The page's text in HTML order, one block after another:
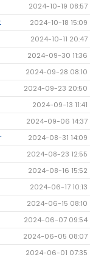
2024-10-19 08:57
2024-10-18 15:09
2024-10-11 20:47
2024-09-30 11:36
2024-09-28 08:10
2024-09-23 20:50
2024-09-13 11:41
2024-09-06 14:37
2024-08-31 14:09
2024-08-23 12:55
2024-08-16 15:52
2024-06-17 10:13
2024-06-15 08:10
2024-06-07 09:54
2024-06-05 08:07
2024-06-01 07:35